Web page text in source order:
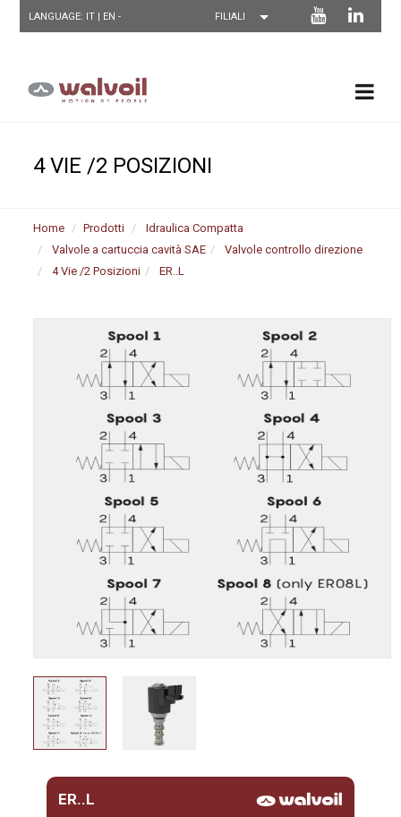
LANGUAGE: IT | EN-
4 VIE /2 POSIZIONI
Home Prodotti
Idraulica Compatta
Valvole a cartuccia cavità SAE
Valvole controllo direzione
4 Vie /2 Posizioni
ER..L
ER..L